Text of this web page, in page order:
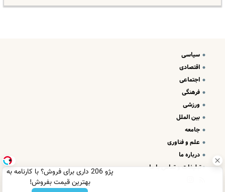
پژو 206 داری برای فروش؟ با کارنامه به
بهترین قیمت بفروش!
سیاسی
اقتصادی
اجتماعی
فرهنگی
ورزشی
بین الملل
جامعه
علم و فناوری
درباره ما
تبلیغات و تماس با ما